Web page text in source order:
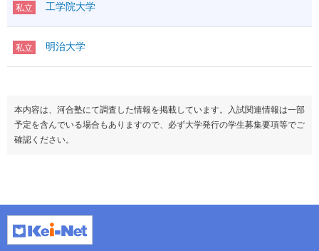
私立 工学院大学
私立 明治大学
本内容は、河合塾にて調査した情報を掲載しています。入試関連情報は一部
予定を含んでいる場合もありますので、必ず大学発行の学生募集要項等でご
確認ください。